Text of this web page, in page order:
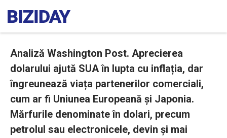
Analiză Washington Post. Aprecierea
dolarului ajută SUA în lupta cu inflația, dar
îngreunează viața partenerilor comerciali,
cum ar fi Uniunea Europeană și Japonia.
Mărfurile denominate în dolari, precum
petrolul sau electronicele, devin și mai